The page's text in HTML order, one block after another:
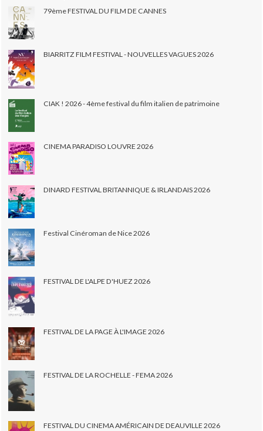
79ème FESTIVAL DU FILM DE CANNES
BIARRITZ FILM FESTIVAL - NOUVELLES VAGUES 2026
CIAK ! 2026 - 4ème festival du film italien de patrimoine
CINEMA PARADISO LOUVRE 2026
DINARD FESTIVAL BRITANNIQUE & IRLANDAIS 2026
Festival Cinéroman de Nice 2026
FESTIVAL DE L'ALPE D'HUEZ 2026
FESTIVAL DE LA PAGE À L'IMAGE 2026
FESTIVAL DE LA ROCHELLE - FEMA 2026
FESTIVAL DU CINEMA AMÉRICAIN DE DEAUVILLE 2026